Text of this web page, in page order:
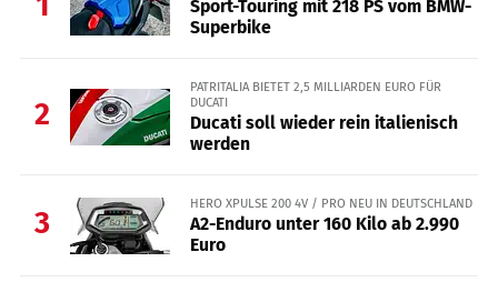
Sport-Touring mit 218 PS vom BMW-
Superbike
2
PATRITALIA BIETET 2,5 MILLIARDEN EURO FÜR
DUCATI
Ducati soll wieder rein italienisch
werden
3
HERO XPULSE 200 4V / PRO NEU IN DEUTSCHLAND
A2-Enduro unter 160 Kilo ab 2.990
Euro